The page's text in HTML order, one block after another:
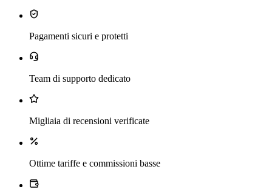
Pagamenti sicuri e protetti
Team di supporto dedicato
Migliaia di recensioni verificate
Ottime tariffe e commissioni basse